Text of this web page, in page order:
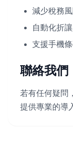
減少稅務
自動化折
支援手機
聯絡我們
若有任何疑問
提供專業的導